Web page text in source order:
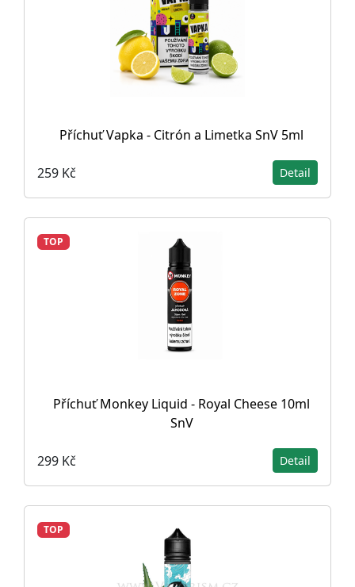
Příchuť Vapka - Citrón a Limetka SnV 5ml
259 Kč Detail
TOP
Příchuť Monkey Liquid - Royal Cheese 10ml
SnV
299 Kč Detail
TOP